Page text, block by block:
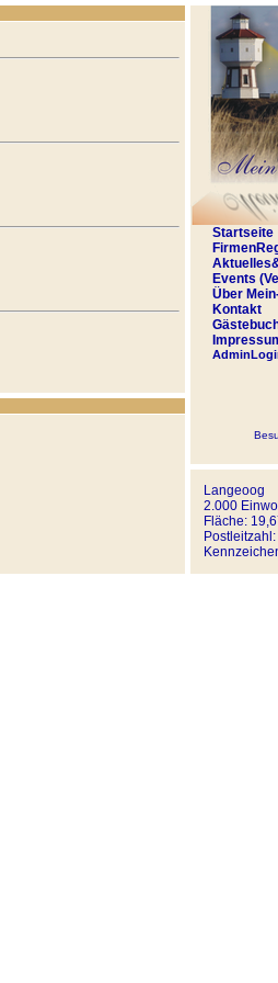
Startseite
Events
Über
Kontakt
Langeoog
2.000
Fläche: